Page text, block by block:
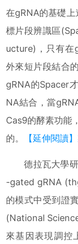
在gRNA的基礎上
標片段辨識區
ucture)，只有在
外來短片段結合
gRNA的Spacer
NA結合，當
Cas9的酵素功能
的。
【延伸閱讀
德拉瓦大學研
-gated gRNA
的模式中受到證
(National
來基因表現調控